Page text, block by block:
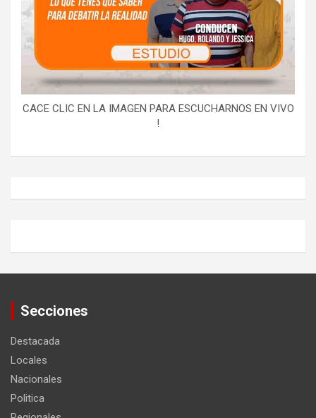
CACE CLIC EN LA IMAGEN PARA ESCUCHARNOS EN VIVO
!
Secciones
Destacada
Locales
Nacionales
Politica